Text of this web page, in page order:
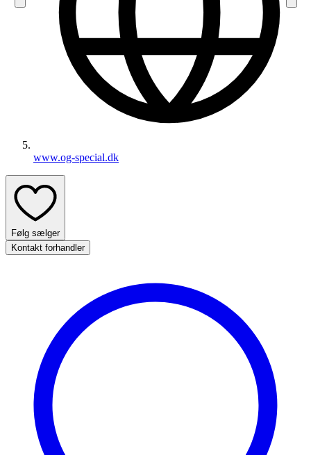
www.og-special.dk
Følg sælger
Kontakt forhandler